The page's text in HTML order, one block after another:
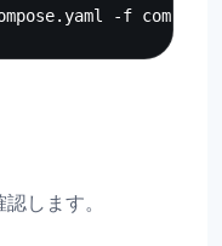
します。